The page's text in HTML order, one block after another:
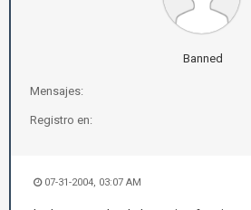
Banned
Mensajes:
Registro en:
07-31-2004, 03:07 AM